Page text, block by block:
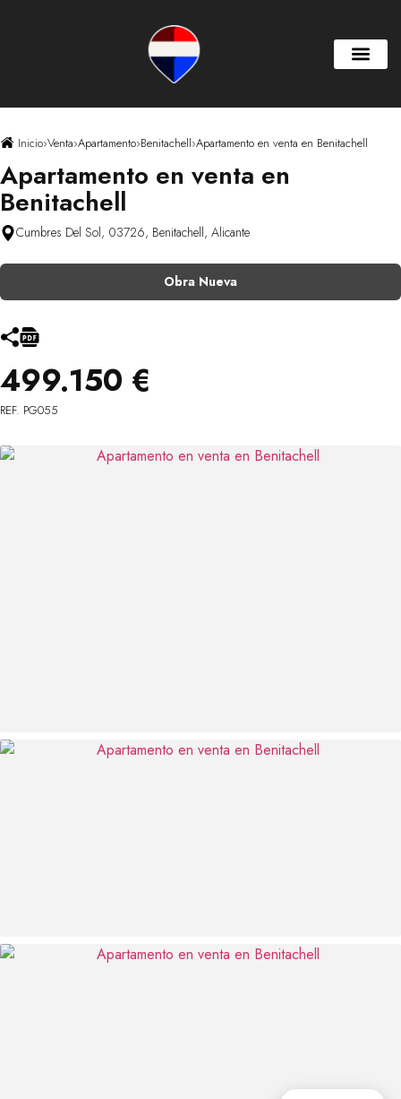
Inicio›Venta›Apartamento›Benitachell›Apartamento en venta en Benitachell
Apartamento en venta en
Benitachell
Cumbres Del Sol, 03726, Benitachell, Alicante
Obra Nueva
499.150 €
REF. PG055